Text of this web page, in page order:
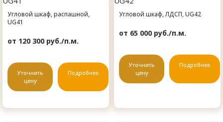
Угловой шкаф, распашной,
UG41
от 120 300 руб./п.м.
Уточнить
цену
Подробнее
Угловой шкаф, ЛДСП, UG42
от 65 000 руб./п.м.
Уточнить
цену
Подробнее